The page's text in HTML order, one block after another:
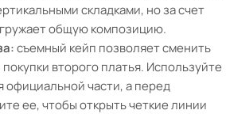
складками, но за счет
общую композицию.
съемный кейп позволяет сменить
второго платья. Используйте
официальной части, а перед
ее, чтобы открыть четкие линии